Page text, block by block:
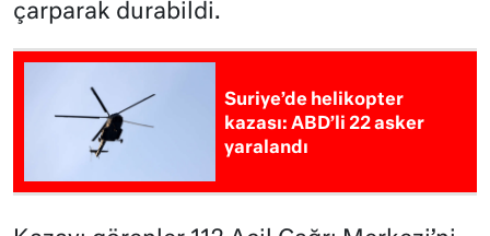
çarparak durabildi.
Suriye’de helikopter
kazası: ABD’li 22 asker
yaralandı